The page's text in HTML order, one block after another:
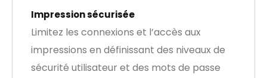
Impression sécurisée
Limitez les connexions et l’accès aux
impressions en définissant des niveaux de
sécurité utilisateur et des mots de passe